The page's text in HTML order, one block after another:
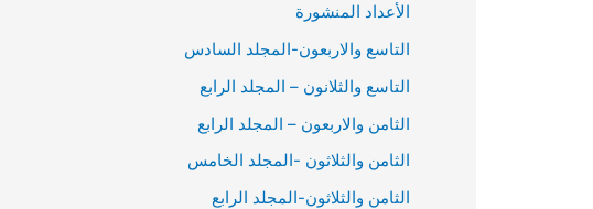
الأعداد المنشورة
التاسع والاربعون-المجلد السادس
التاسع والثلانون – المجلد الرابع
الثامن والاربعون – المجلد الرابع
الثامن والثلاثون -المجلد الخامس
الثامن والثلاثون-المجلد الرابع